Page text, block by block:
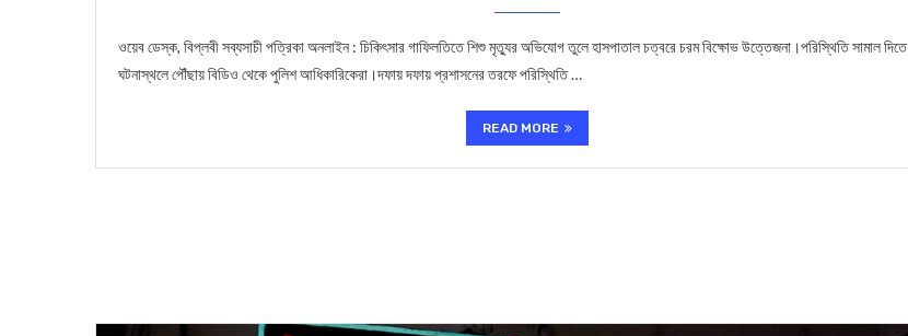
ওয়েব ডেস্ক, বিপ্লবী সব্যসাচী পত্রিকা অনলাইন : চিকিৎসার গাফিলতিতে শিশু মৃত্যুর অভিযোগ তুলে হাসপাতাল চত্বরে চরম বিক্ষোভ উত্তেজনা।পরিস্থিতি সামাল দিতে
ঘটনাস্থলে পৌঁছায় বিডিও থেকে পুলিশ আধিকারিকেরা।দফায় দফায় প্রশাসনের তরফে পরিস্থিতি …
READ MORE